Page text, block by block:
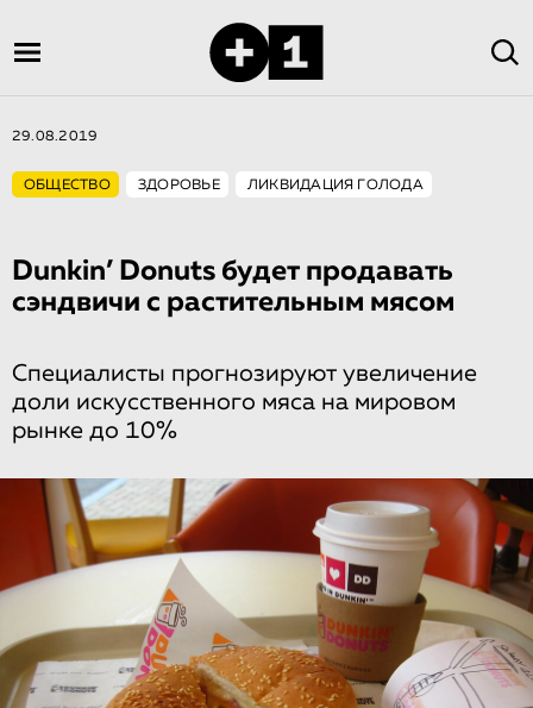
29.08.2019
ОБЩЕСТВО ЗДОРОВЬЕ ЛИКВИДАЦИЯ ГОЛОДА
Dunkin’ Donuts будет продавать
сэндвичи с растительным мясом
Специалисты прогнозируют увеличение
доли искусственного мяса на мировом
рынке до 10%